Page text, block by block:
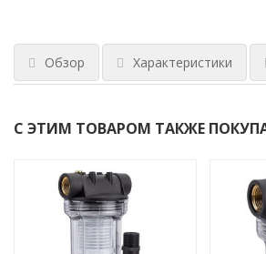
Обзор Характеристики
С ЭТИМ ТОВАРОМ ТАКЖЕ